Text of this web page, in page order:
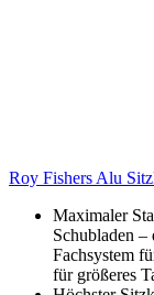
Roy Fishers Alu
Maximaler
Schubladen –
Fachsystem
für größeres